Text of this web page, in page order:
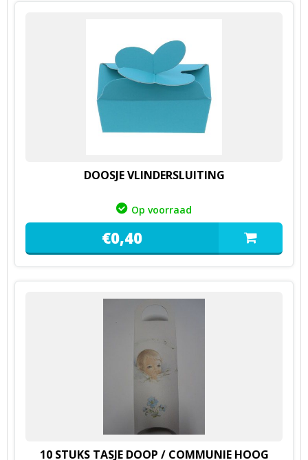
DOOSJE VLINDERSLUITING
Op voorraad
€0,40
10 STUKS TASJE DOOP / COMMUNIE HOOG